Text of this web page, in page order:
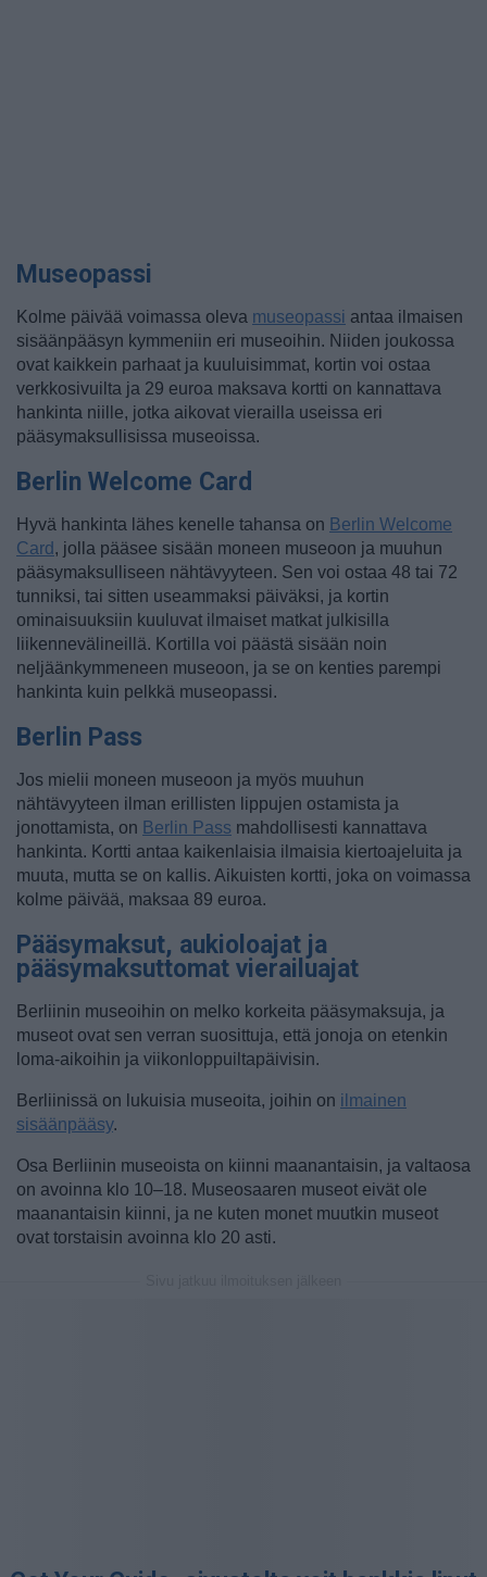
Museopassi
Kolme päivää voimassa oleva museopassi antaa ilmaisen
sisäänpääsyn kymmeniin eri museoihin. Niiden joukossa
ovat kaikkein parhaat ja kuuluisimmat, kortin voi ostaa
verkkosivuilta ja 29 euroa maksava kortti on kannattava
hankinta niille, jotka aikovat vierailla useissa eri
pääsymaksullisissa museoissa.
Berlin Welcome Card
Hyvä hankinta lähes kenelle tahansa on Berlin Welcome
Card , jolla pääsee sisään moneen museoon ja muuhun
pääsymaksulliseen nähtävyyteen. Sen voi ostaa 48 tai 72
tunniksi, tai sitten useammaksi päiväksi, ja kortin
ominaisuuksiin kuuluvat ilmaiset matkat julkisilla
liikennevälineillä. Kortilla voi päästä sisään noin
neljäänkymmeneen museoon, ja se on kenties parempi
hankinta kuin pelkkä museopassi.
Berlin Pass
Jos mielii moneen museoon ja myös muuhun
nähtävyyteen ilman erillisten lippujen ostamista ja
jonottamista, on Berlin Pass mahdollisesti kannattava
hankinta. Kortti antaa kaikenlaisia ilmaisia kiertoajeluita ja
muuta, mutta se on kallis. Aikuisten kortti, joka on voimassa
kolme päivää, maksaa 89 euroa.
Pääsymaksut, aukioloajat ja
pääsymaksuttomat vierailuajat
Berliinin museoihin on melko korkeita pääsymaksuja, ja
museot ovat sen verran suosittuja, että jonoja on etenkin
loma-aikoihin ja viikonloppuiltapäivisin.
Berliinissä on lukuisia museoita, joihin on ilmainen
sisäänpääsy.
Osa Berliinin museoista on kiinni maanantaisin, ja valtaosa
on avoinna klo 10–18. Museosaaren museot eivät ole
maanantaisin kiinni, ja ne kuten monet muutkin museot
ovat torstaisin avoinna klo 20 asti.